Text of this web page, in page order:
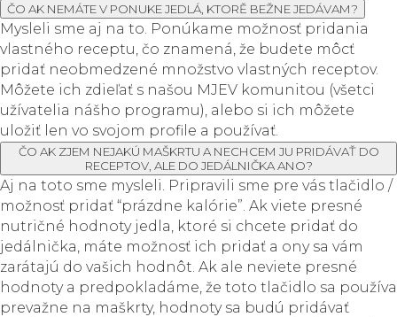
ČO AK NEMÁTE V PONUKE JEDLÁ, KTORĚ BEŽNE JEDÁVAM?
Mysleli sme aj na to. Ponúkame možnosť pridania
vlastného receptu, čo znamená, že budete môcť
pridať neobmedzené množstvo vlastných receptov.
Môžete ich zdieľať s našou MJEV komunitou (všetci
užívatelia nášho programu), alebo si ich môžete
uložiť len vo svojom profile a používať.
ČO AK ZJEM NEJAKÚ MAŠKRTU A NECHCEM JU PRIDÁVAŤ DO
RECEPTOV, ALE DO JEDÁLNIČKA ANO?
Aj na toto sme mysleli. Pripravili sme pre vás tlačidlo /
možnosť pridať “prázdne kalórie”. Ak viete presné
nutričné hodnoty jedla, ktoré si chcete pridať do
jedálnička, máte možnosť ich pridať a ony sa vám
zarátajú do vašich hodnôt. Ak ale neviete presné
hodnoty a predpokladáme, že toto tlačidlo sa používa
prevažne na maškrty, hodnoty sa budú pridávať